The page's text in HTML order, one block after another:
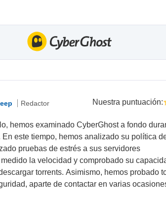
Redactor Nuestra puntuación:
hemos examinado CyberGhost a fondo
En este tiempo, hemos analizado su política
pruebas de estrés a sus servidores
la velocidad y comprobado su
torrents. Asimismo, hemos probado
aparte de contactar en varias